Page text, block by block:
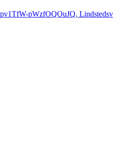
pWzfOQOuJQ,